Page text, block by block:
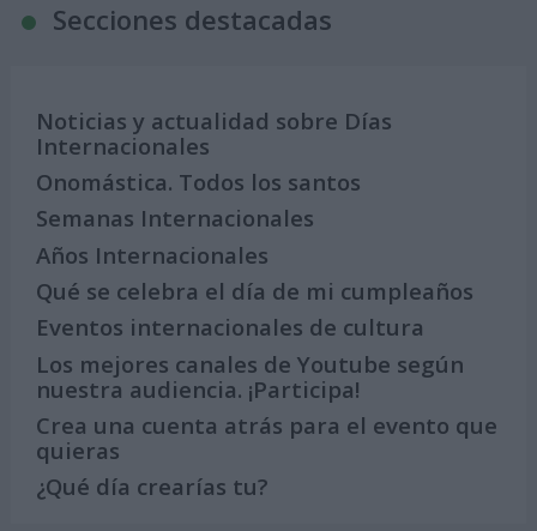
Secciones destacadas
Noticias y actualidad sobre Días
Internacionales
Onomástica. Todos los santos
Semanas Internacionales
Años Internacionales
Qué se celebra el día de mi cumpleaños
Eventos internacionales de cultura
Los mejores canales de Youtube según
nuestra audiencia. ¡Participa!
Crea una cuenta atrás para el evento que
quieras
¿Qué día crearías tu?